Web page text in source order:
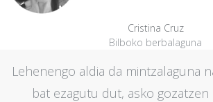
Cristina Cruz
Bilboko berbalaguna
Lehenengo aldia da mintzalaguna
bat ezagutu dut, asko